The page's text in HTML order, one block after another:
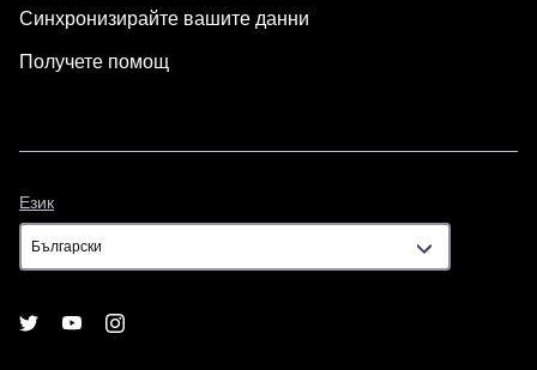
Синхронизирайте вашите данни
Получете помощ
Език